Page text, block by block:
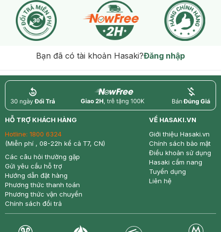
Bạn đã có tài khoản Hasaki?Đăng nhập
return nowfree price
HỖ TRỢ KHÁCH HÀNG
Hotline: 1800 6324
(Miễn phí , 08-22h kể cả T7, CN)
Các câu hỏi thường gặp
Gửi yêu cầu hỗ trợ
Hướng dẫn đặt hàng
Phương thức thanh toán
Phương thức vận chuyển
Chính sách đổi trả
VỀ HASAKI.VN
Giới thiệu Hasaki.vn
Chính sách bảo mật
Điều khoản sử dụng
Hasaki cẩm nang
Tuyển dụng
Liên hệ